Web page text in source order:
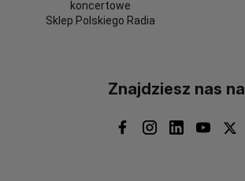
koncertowe
Sklep Polskiego Radia
Znajdziesz nas na